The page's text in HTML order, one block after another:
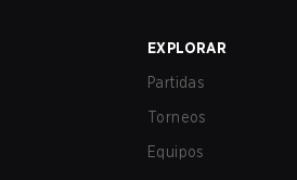
EXPLORAR
Partidas
Torneos
Equipos